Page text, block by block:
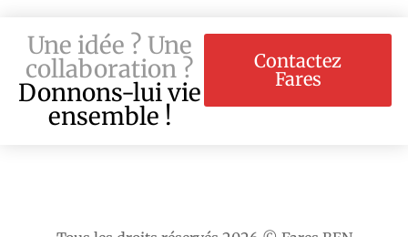
Une idée ? Une
collaboration ?
Donnons-lui vie
ensemble !
Contactez
Fares